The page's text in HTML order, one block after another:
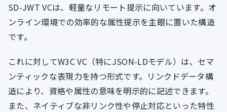
SD-JWT VCは、軽量なリモート提示に向いています。オ
ンライン環境での効率的な属性提示を主眼に置いた構造
です。
これに対してW3C VC（特にJSON-LDモデル）は、セマ
ンティックな表現力を持つ形式です。リンクドデータ構
造により、資格や属性の意味を明示的に記述できます。
また、ネイティブな非リンク性や停止対応といった特性